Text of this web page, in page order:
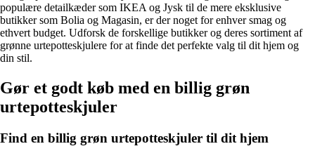
populære detailkæder som IKEA og Jysk til de mere eksklusive
butikker som Bolia og Magasin, er der noget for enhver smag og
ethvert budget. Udforsk de forskellige butikker og deres sortiment af
grønne urtepotteskjulere for at finde det perfekte valg til dit hjem og
din stil.
Gør et godt køb med en billig grøn
urtepotteskjuler
Find en billig grøn urtepotteskjuler til dit hjem